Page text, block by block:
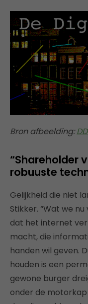
Bron afbeelding:
“Shareholder
robuuste
Gelijkheid die niet
Stikker. “Wat we
dat het internet
macht, die
handen wil geven.
houden is een
gewone burger
onder de